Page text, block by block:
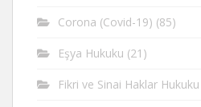
Corona (Covid-19) (85)
Eşya Hukuku (21)
Fikri ve Sinai Haklar Hukuku